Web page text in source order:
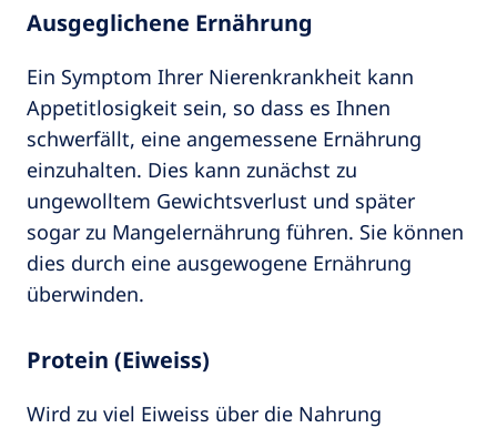
Ausgeglichene Ernährung
Ein Symptom Ihrer Nierenkrankheit kann
Appetitlosigkeit sein, so dass es Ihnen
schwerfällt, eine angemessene Ernährung
einzuhalten. Dies kann zunächst zu
ungewolltem Gewichtsverlust und später
sogar zu Mangelernährung führen. Sie können
dies durch eine ausgewogene Ernährung
überwinden.
Protein (Eiweiss)
Wird zu viel Eiweiss über die Nahrung